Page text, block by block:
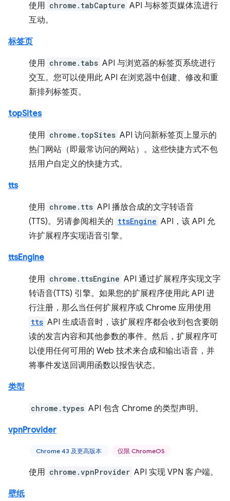
使用 chrome.tabCapture API 与标签页媒体流进行
互动。
标签页
使用 chrome.tabs API 与浏览器的标签页系统进行
交互。您可以使用此 API 在浏览器中创建、修改和重
新排列标签页。
topSites
使用 chrome.topSites API 访问新标签页上显示的
热门网站（即最常访问的网站）。这些快捷方式不包
括用户自定义的快捷方式。
tts
使用 chrome.tts API 播放合成的文字转语音
(TTS)。另请参阅相关的 ttsEngine API，该 API 允
许扩展程序实现语音引擎。
ttsEngine
使用 chrome.ttsEngine API 通过扩展程序实现文字
转语音(TTS) 引擎。如果您的扩展程序使用此 API 进
行注册，那么当任何扩展程序或 Chrome 应用使用
tts API 生成语音时，该扩展程序都会收到包含要朗
读的发言内容和其他参数的事件。然后，扩展程序可
以使用任何可用的 Web 技术来合成和输出语音，并
将事件发送回调用函数以报告状态。
类型
chrome.types API 包含 Chrome 的类型声明。
vpnProvider
Chrome 43 及更高版本 仅限 ChromeOS
使用 chrome.vpnProvider API 实现 VPN 客户端。
壁纸